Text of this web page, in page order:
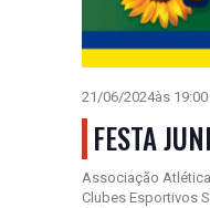
21/06/2024às 19:00
FESTA
Associação
Clubes Esportivos